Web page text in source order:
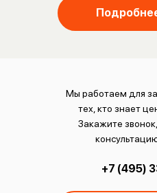
Мы работаем для
тех, кто знает
Закажите
+7 (495)